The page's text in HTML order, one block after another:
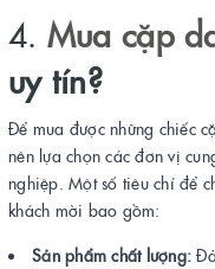
4. Mua cặp
uy tín?
Để mua được những chiếc
nên lựa chọn các đơn vị
nghiệp. Một số tiêu chí để
khách mời bao gồm:
Sản phẩm chất lượng: